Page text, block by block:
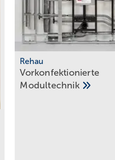
Rehau
Vorkonfektionierte
Modultechnik